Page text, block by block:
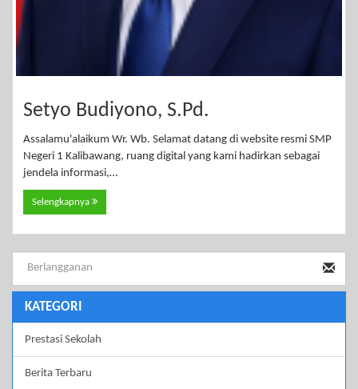
Setyo Budiyono, S.Pd.
Assalamu'alaikum Wr. Wb. Selamat datang di website resmi SMP
Negeri 1 Kalibawang, ruang digital yang kami hadirkan sebagai
jendela informasi,…
Selengkapnya
KATEGORI
Prestasi Sekolah
Berita Terbaru